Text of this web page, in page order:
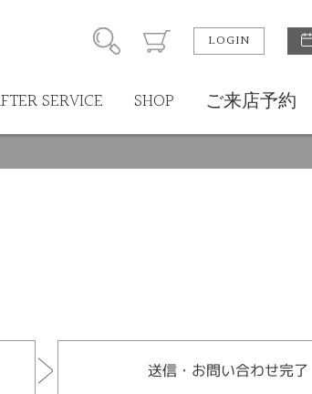
LOGIN
SERVICE SHOP ご来店予約
送信・お問い合わせ完了